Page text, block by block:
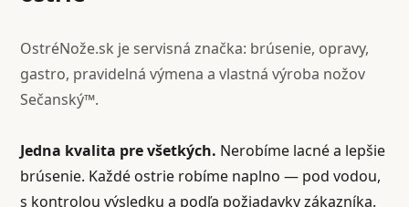
OstréNože.sk je servisná značka: brúsenie, opravy,
gastro, pravidelná výmena a vlastná výroba nožov
Sečanský™.
Jedna kvalita pre všetkých. Nerobíme lacné a lepšie
brúsenie. Každé ostrie robíme naplno — pod vodou,
s kontrolou výsledku a podľa požiadavky zákazníka.